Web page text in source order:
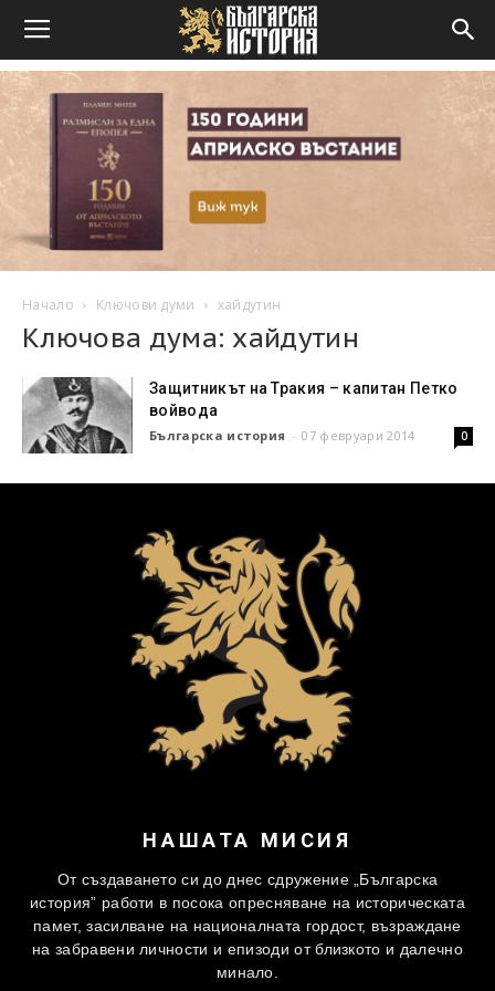
Начало Ключови думи хайдутин
Ключова дума: хайдутин
Защитникът на Тракия – капитан Петко
войвода
Българска история - 07 февруари 2014 0
НАШАТА МИСИЯ
От създаването си до днес сдружение „Българска
история” работи в посока опресняване на историческата
памет, засилване на националната гордост, възраждане
на забравени личности и епизоди от близкото и далечно
минало.